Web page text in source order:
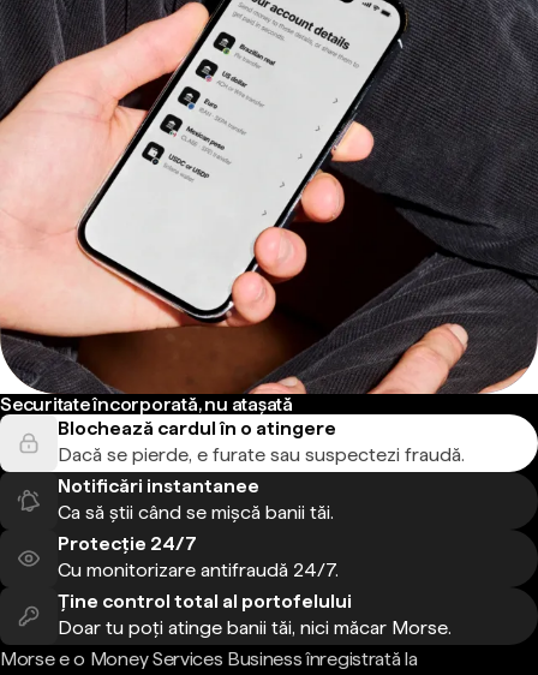
Securitate încorporată, nu atașată
Blochează cardul în o atingere
Dacă se pierde, e furate sau suspectezi fraudă.
Notificări instantanee
Ca să știi când se mișcă banii tăi.
Protecție 24/7
Cu monitorizare antifraudă 24/7.
Ține control total al portofelului
Doar tu poți atinge banii tăi, nici măcar Morse.
Morse e o Money Services Business înregistrată la